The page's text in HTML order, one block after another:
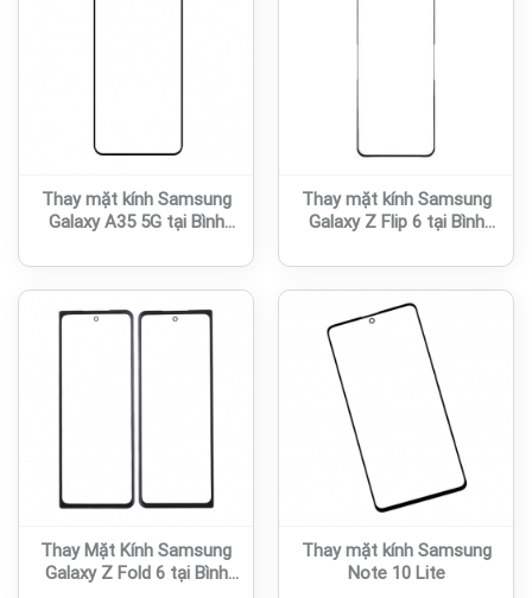
Thay mặt kính Samsung
Galaxy A35 5G tại Bình
Thay mặt kính Samsung
Galaxy Z Flip 6 tại Bình
Thay Mặt Kính Samsung
Galaxy Z Fold 6 tại Bình
Thay mặt kính Samsung
Note 10 Lite